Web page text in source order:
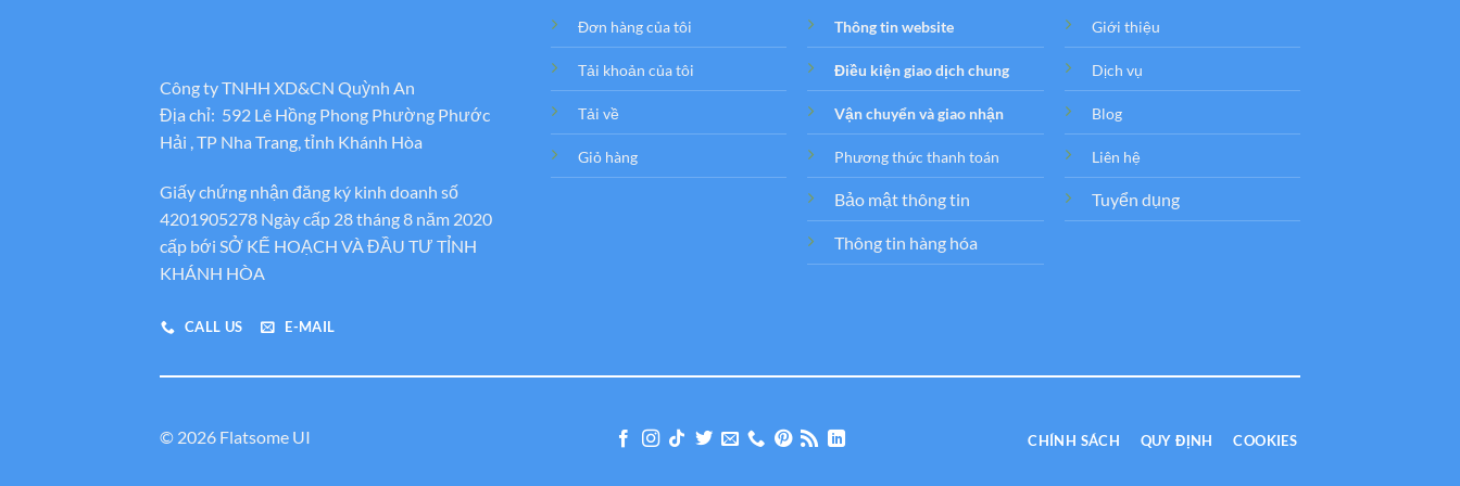
Công ty TNHH XD&CN Quỳnh An
Địa chỉ: 592 Lê Hồng Phong Phường Phước
Hải , TP Nha Trang, tỉnh Khánh Hòa
Giấy chứng nhận đăng ký kinh doanh số
4201905278 Ngày cấp 28 tháng 8 năm 2020
cấp bới SỞ KẾ HOẠCH VÀ ĐẦU TƯ TỈNH
KHÁNH HÒA
CALL US E-MAIL
Đơn hàng của tôi
Tải khoản của tôi
Tải về
Giỏ hàng
Thông tin website
Điều kiện giao dịch chung
Vận chuyển và giao nhận
Phương thức thanh toán
Bảo mật thông tin
Thông tin hàng hóa
Giới thiệu
Dịch vụ
Blog
Liên hệ
Tuyển dụng
© 2026 Flatsome UI CHÍNH SÁCH QUY ĐỊNH COOKIES